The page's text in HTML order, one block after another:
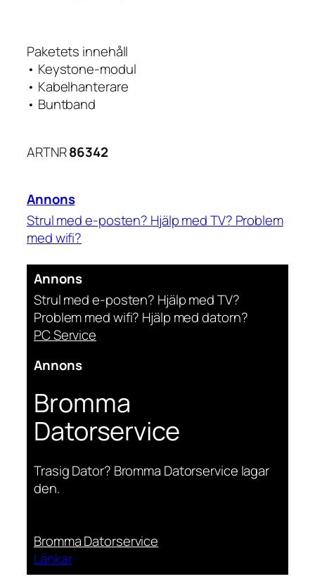
Paketets innehåll
• Keystone-modul
• Kabelhanterare
• Buntband
ARTNR86342
Annons
Strul med e-posten? Hjälp med TV? Problem
med wifi?
Annons
Strul med e-posten? Hjälp med TV?
Problem med wifi? Hjälp med datorn?
PC Service
Annons
Bromma
Datorservice
Trasig Dator? Bromma Datorservice lagar
den.
Bromma Datorservice
Länkar